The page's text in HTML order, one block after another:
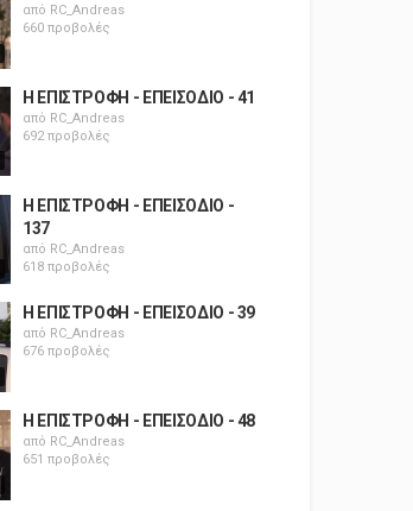
από RC_Andreas
660 προβολές
Η ΕΠΙΣΤΡΟΦΗ - ΕΠΕΙΣΟΔΙΟ - 41
από RC_Andreas
692 προβολές
Η ΕΠΙΣΤΡΟΦΗ - ΕΠΕΙΣΟΔΙΟ -
137
από RC_Andreas
618 προβολές
Η ΕΠΙΣΤΡΟΦΗ - ΕΠΕΙΣΟΔΙΟ - 39
από RC_Andreas
676 προβολές
Η ΕΠΙΣΤΡΟΦΗ - ΕΠΕΙΣΟΔΙΟ - 48
από RC_Andreas
651 προβολές